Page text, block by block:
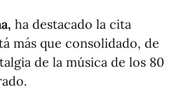
ha destacado la cita
más que consolidado, de
de la música de los 80